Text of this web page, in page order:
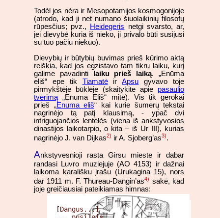
Todėl jos nėra ir Mesopotamijos kosmogonijoje
(atrodo, kad ji net numano šiuolaikinių filosofų
rūpesčius; pvz., Heidegeris netgi svarsto, ar,
jei dievybė kuria iš nieko, ji privalo būti susijusi
su tuo pačiu niekuo).
Dievybių ir būtybių buvimas prieš kūrimo aktą
reiškia, kad jos egzistavo tam tikru laiku, kurį
galime pavadinti laiku prieš laiką. „Enūma
eliš“ epe tik TiamatėirApsu gyvavo toje
pirmykštėje būklėje (skaitykite apie pasaulio
tvėrimą „Enuma Eliš“ mite). Vis tik gerokai
prieš „Enuma eliš“ kai kurie šumerų tekstai
nagrinėjo tą patį klausimą, - ypač dvi
intriguojančios lentelės (viena iš ankstyvosios
dinastijos laikotarpio, o kita – iš Ur III), kurias
nagrinėjo J. van Dijkas2) ir A. Sjoberg’as3).
Ankstyvesnioji rasta Girsu mieste ir dabar
randasi Luvro muziejuje (AO 4153) ir dažnai
laikoma karališku įrašu (Urukagina 15), nors
dar 1911 m. F. Thureau-Dangin’as4) sakė, kad
joje greičiausiai pateikiamas himnas:
[Dangus...]